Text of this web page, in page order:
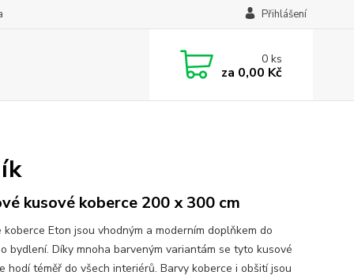
Přihlášení
0ks
za 0,00 Kč
kusové koberce 200 x 300 cm
koberce Eton jsou vhodným a moderním doplňkem do
bydlení. Díky mnoha barveným variantám se tyto kusové
hodí téměř do všech interiérů. Barvy koberce i obšití jsou